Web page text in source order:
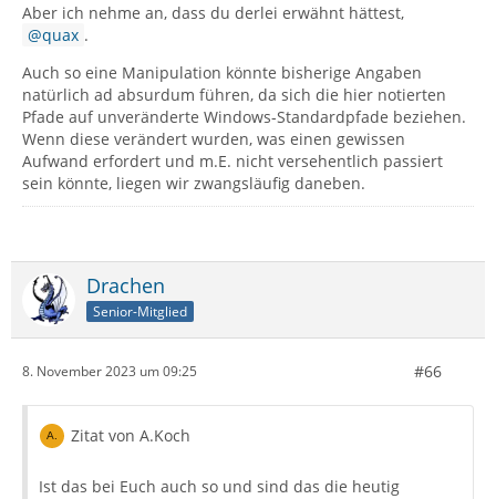
Aber ich nehme an, dass du derlei erwähnt hättest,
quax .
Auch so eine Manipulation könnte bisherige Angaben
natürlich ad absurdum führen, da sich die hier notierten
Pfade auf unveränderte Windows-Standardpfade beziehen.
Wenn diese verändert wurden, was einen gewissen
Aufwand erfordert und m.E. nicht versehentlich passiert
sein könnte, liegen wir zwangsläufig daneben.
Drachen
Senior-Mitglied
8. November 2023 um 09:25 #66
Zitat von A.Koch
Ist das bei Euch auch so und sind das die heutig